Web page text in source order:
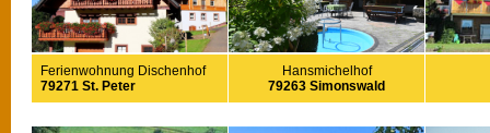
Ferienwohnung Dischenhof
79271 St. Peter
Hansmichelhof
79263 Simonswald